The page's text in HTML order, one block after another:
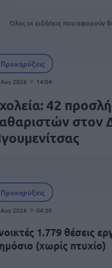
Όλες οι ειδήσεις που αφορούν
Προκηρύξεις
2026 14:04
42
στον
Προκηρύξεις
2026 04:30
1.779 θέσεις
(χωρίς πτυχίο)